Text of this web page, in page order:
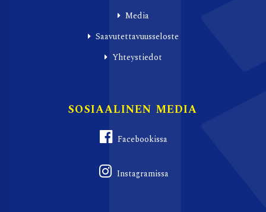
Media
Saavutettavuusseloste
Yhteystiedot
SOSIAALINEN MEDIA
Facebookissa
Instagramissa